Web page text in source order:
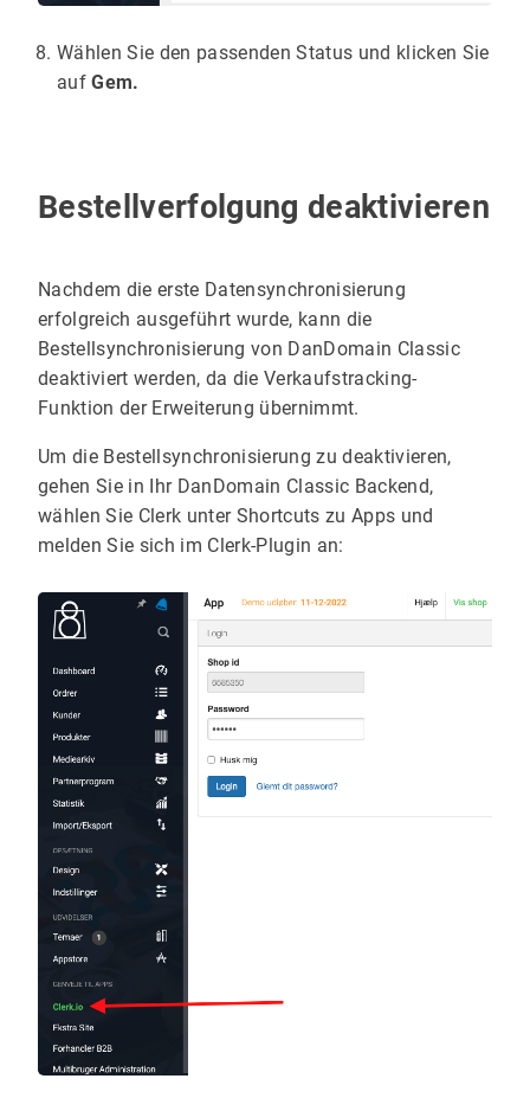
Wählen Sie den passenden Status und klicken Sie
aufGem.
Bestellverfolgung deaktivieren
Nachdem die erste Datensynchronisierung
erfolgreich ausgeführt wurde, kann die
Bestellsynchronisierung von DanDomain Classic
deaktiviert werden, da die Verkaufstracking-
Funktion der Erweiterung übernimmt.
Um die Bestellsynchronisierung zu deaktivieren,
gehen Sie in Ihr DanDomain Classic Backend,
wählen Sie Clerk unter Shortcuts zu Apps und
melden Sie sich im Clerk-Plugin an: